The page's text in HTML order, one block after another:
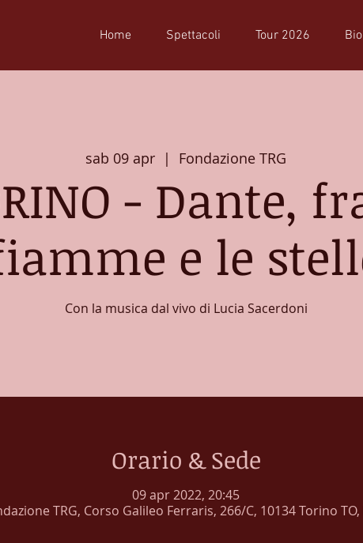
Home Spettacoli Tour 2026 Bio
sab 09 apr
  |
Fondazione TRG
- Dante,
e le
Con la musica dal vivo di Lucia Sacerdoni
Orario & Sede
09 apr 2022, 20:45
TRG, Corso Galileo Ferraris, 266/C, 10134 Torino